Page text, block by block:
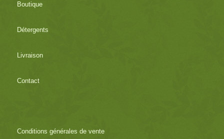
Boutique
Détergents
Livraison
Contact
Conditions générales de vente